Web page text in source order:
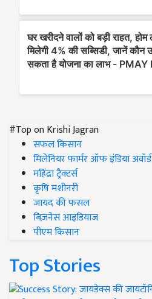
#Top on Krishi Jagran
सफल किसान
मिलेनियर फार्मर ऑफ इंडिया अवॉर्ड
महिंद्रा ट्रैक्टर्स
कृषि मशीनरी
जायद की फसल
बिज़नेस आइडियाज
पीएम किसान
Top Stories